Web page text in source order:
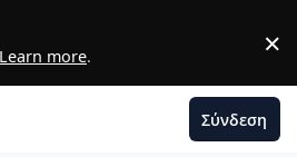
Learn more. ×
Σύνδεση